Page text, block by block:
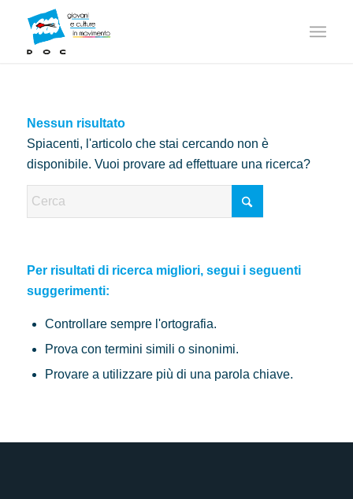
Nessun risultato
Spiacenti, l'articolo che stai cercando non è
disponibile. Vuoi provare ad effettuare una ricerca?
Per risultati di ricerca migliori, segui i seguenti
suggerimenti:
Controllare sempre l'ortografia.
Prova con termini simili o sinonimi.
Provare a utilizzare più di una parola chiave.